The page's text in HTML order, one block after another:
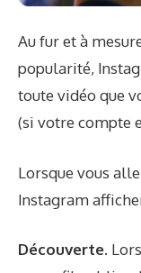
Au fur et à
popularité,
toute vidéo que
(si votre compte
Lorsque vous
Instagram
Découverte.